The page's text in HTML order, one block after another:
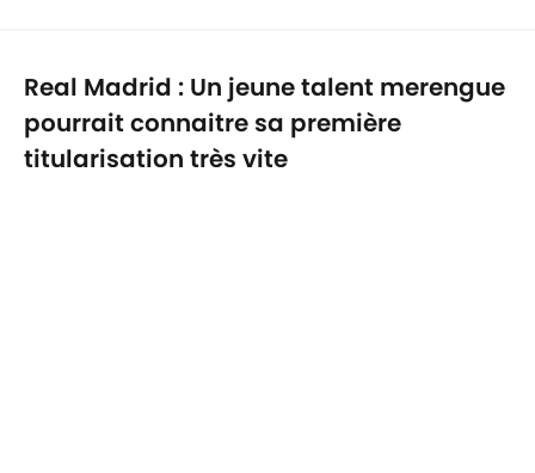
Real Madrid : Un jeune talent merengue
pourrait connaitre sa première
titularisation très vite